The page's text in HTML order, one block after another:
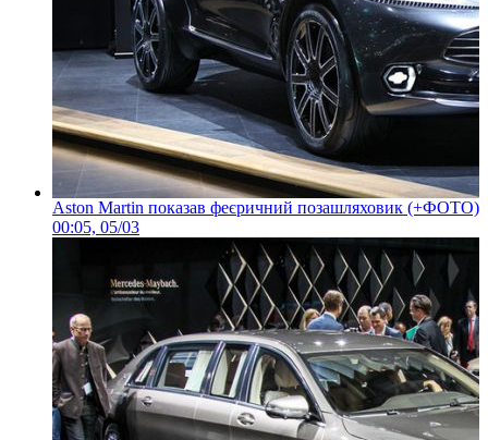
Aston Martin показав феєричний позашляховик (+ФОТО)
00:05, 05/03